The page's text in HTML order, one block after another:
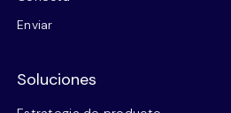
Enviar
Soluciones